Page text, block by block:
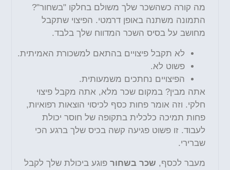
מה קורה כשהשכר שלך משולם בחלקו "בשחור"?
התמונה משתנה באופן דרמטי. הפיצוי שתקבל
מחושב על בסיס השכר המדווח שלך בלבד.
לא תקבל פיצויים בהתאם למשכורת האמיתית.
פשוט לא.
הפיצויים נחתכים משמעותית.
אתה מבין? במקום שכר מלא, אתה מקבל פיצוי
חלקי. וזה אומר פחות כסף לכיסוי הוצאות רפואיות,
פחות תמיכה כלכלית בתקופה של חוסר יכולת
לעבוד. זו פשוט פגיעה קשה בכיס שלך ברגע הכי
שברירי.
מעבר לכסף,שכר בשחורפוגע ביכולת שלך לקבל